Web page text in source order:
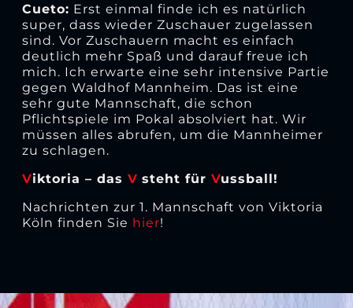
Cueto: Erst einmal finde ich es natürlich
super, dass wieder Zuschauer zugelassen
sind. Vor Zuschauern macht es einfach
deutlich mehr Spaß und darauf freue ich
mich. Ich erwarte eine sehr intensive Partie
gegen Waldhof Mannheim. Das ist eine
sehr gute Mannschaft, die schon
Pflichtspiele im Pokal absolviert hat. Wir
müssen alles abrufen, um die Mannheimer
zu schlagen.
Viktoria – das V steht für Vussball!
Nachrichten zur 1. Mannschaft von Viktoria
Köln finden Sie hier!